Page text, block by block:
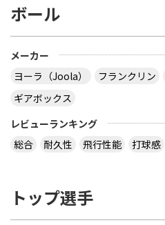
ボール
メーカー
ヨーラ（Joola）
フランクリン
ギアボックス
レビューランキング
総合
耐久性 飛行性能 打球感
トップ選手